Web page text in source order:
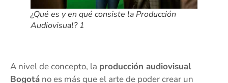
¿Qué es y en qué consiste la Producción
Audiovisual? 1
A nivel de concepto, la producción audiovisual
Bogotá no es más que el arte de poder crear un